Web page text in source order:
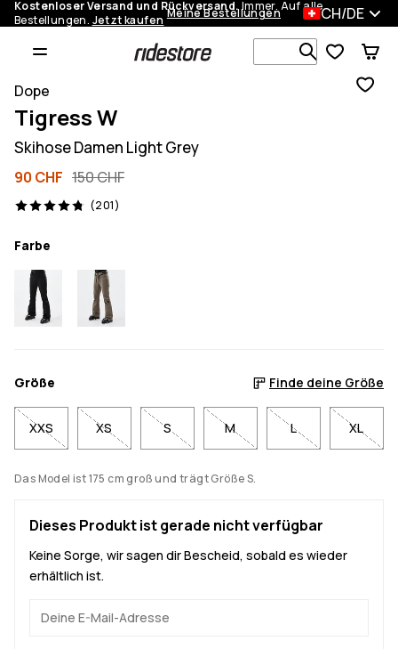
Kostenloser Versand und Rückversand.Immer. Auf alle
Bestellungen. Jetzt kaufen Meine Bestellungen CH/DE
Dope
Tigress W
Skihose Damen Light Grey
90 CHF 150 CHF
(201)
201 Reviews, 4.8/5
Farbe
Größe Finde deine Größe
XXS XS S M L XL
Das Model ist 175 cm groß und trägt Größe S.
Dieses Produkt ist gerade nicht verfügbar
Keine Sorge, wir sagen dir Bescheid, sobald es wieder
erhältlich ist.